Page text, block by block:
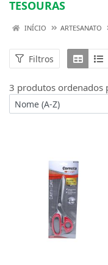
TESOURAS
INÍCIO ARTESANATO
Filtros
3 produtos ordenados